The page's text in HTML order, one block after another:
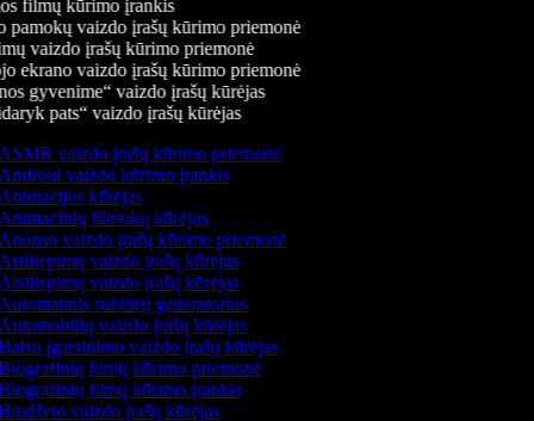
filmų kūrimo įrankis
vaizdo įrašų kūrimo priemonė
vaizdo įrašų kūrimo priemonė
ekrano vaizdo įrašų kūrimo priemonė
gyvenime“ vaizdo įrašų kūrėjas
pats“ vaizdo įrašų kūrėjas
vaizdo įrašų kūrimo priemonė
vaizdo kūrimo įrankis
kūrėjas
filmukų kūrėjas
vaizdo įrašų kūrimo priemonė
vaizdo įrašų kūrėjas
vaizdo įrašų kūrėjas
subtitrų generatorius
vaizdo įrašų kūrėjas
įgarsinimo vaizdo įrašų kūrėjas
filmų kūrimo priemonė
filmų kūrimo įrankis
vaizdo įrašų kūrėjas